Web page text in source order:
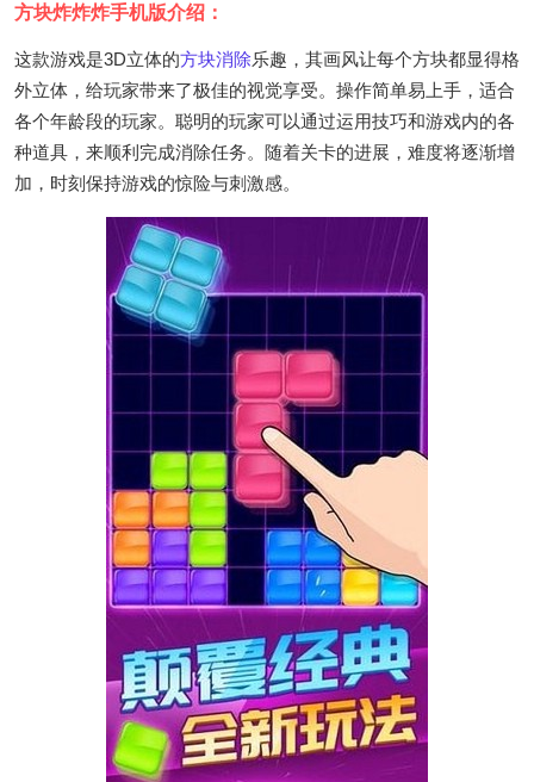
方块炸炸炸手机版介绍：
这款游戏是3D立体的方块消除乐趣，其画风让每个方块都显得格
外立体，给玩家带来了极佳的视觉享受。操作简单易上手，适合
各个年龄段的玩家。聪明的玩家可以通过运用技巧和游戏内的各
种道具，来顺利完成消除任务。随着关卡的进展，难度将逐渐增
加，时刻保持游戏的惊险与刺激感。